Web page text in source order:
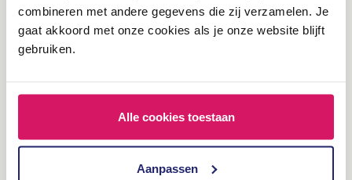
combineren met andere gegevens die zij verzamelen. Je
gaat akkoord met onze cookies als je onze website blijft
gebruiken.
Alle cookies toestaan
Aanpassen
Conclusie:
Het dashboard binnen Microsoft Clarity vormt
zeker een pluspunt ten opzichte van Hotjar. Je zult ermee in